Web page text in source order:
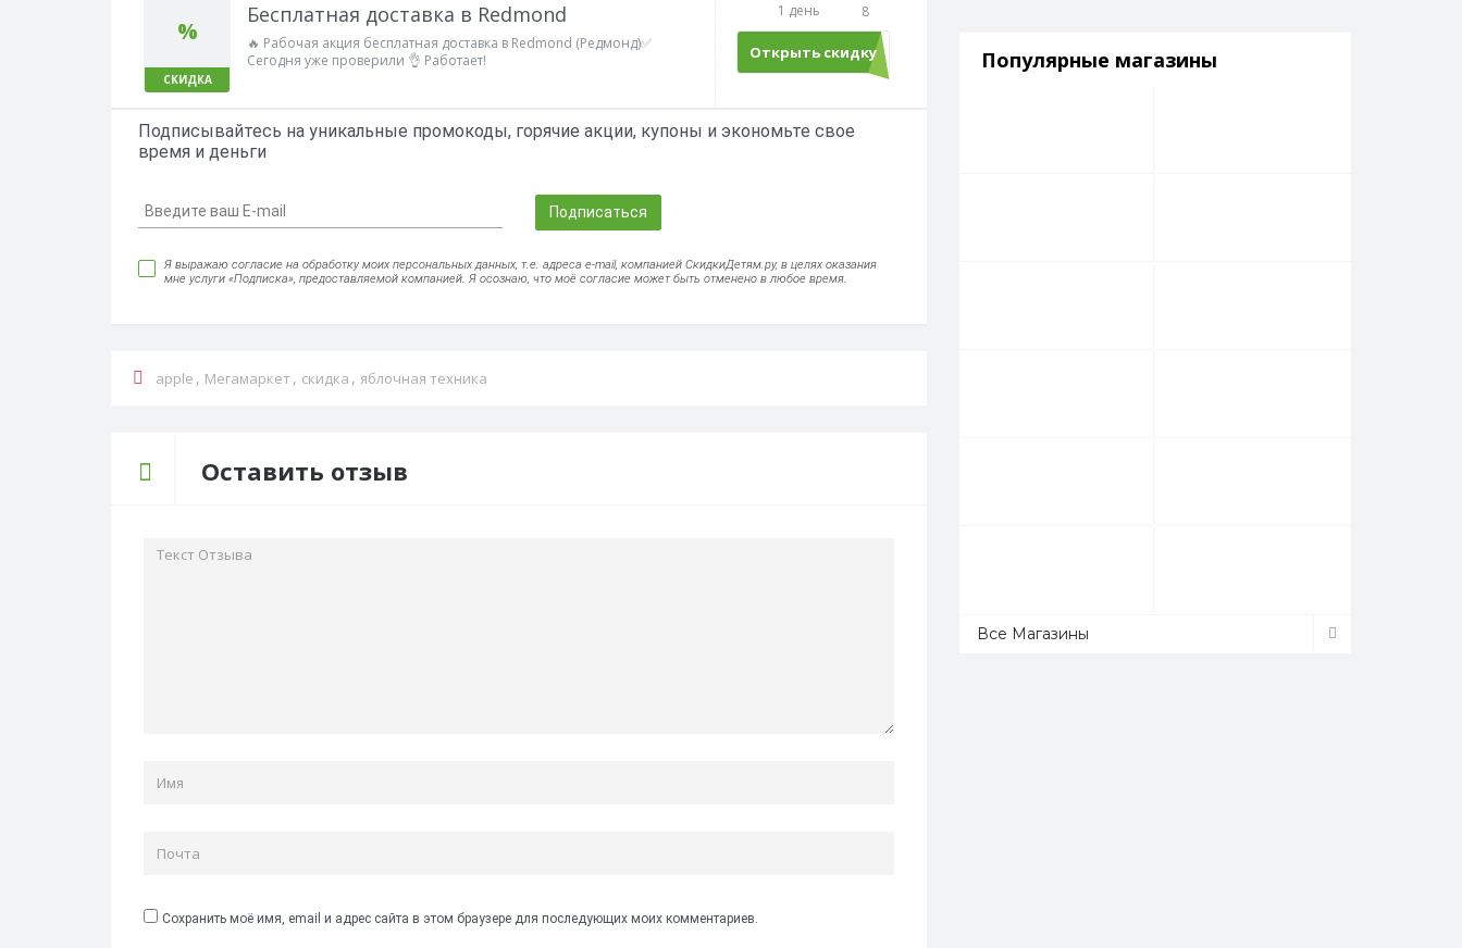
%
СКИДКА
Бесплатная доставка в Redmond
🔥 Рабочая акция бесплатная доставка в Redmond (Редмонд)✅
Сегодня уже проверили 👌 Работает!
1 день 8
Открыть скидку
Подписывайтесь на уникальные промокоды, горячие акции, купоны и экономьте свое
время и деньги
Подписаться
Я выражаю согласие на обработку моих персональных данных, т.е. адреса e-mail, компанией СкидкиДетям.ру, в целях оказания
мне услуги «Подписка», предоставляемой компанией. Я осознаю, что моё согласие может быть отменено в любое время.
apple , Мегамаркет , скидка , яблочная техника
Оставить отзыв
Сохранить моё имя, email и адрес сайта в этом браузере для последующих моих комментариев.
Популярные магазины
Все Магазины